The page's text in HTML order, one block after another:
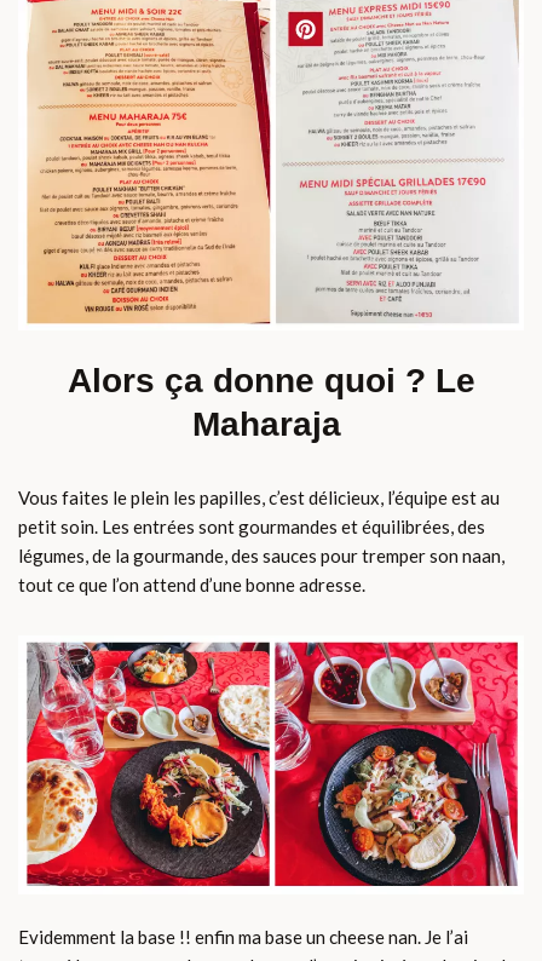
Alors ça donne quoi ? Le
Maharaja
Vous faites le plein les papilles, c’est délicieux, l’équipe est au
petit soin. Les entrées sont gourmandes et équilibrées, des
légumes, de la gourmande, des sauces pour tremper son naan,
tout ce que l’on attend d’une bonne adresse.
Evidemment la base !! enfin ma base un cheese nan. Je l’ai